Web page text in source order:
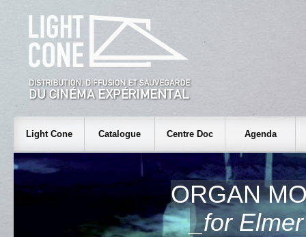
Light Cone Catalogue Centre Doc Agenda
ORGAN
_for